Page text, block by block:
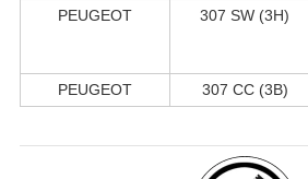
PEUGEOT
307 SW (3H)
PEUGEOT
307 CC (3B)